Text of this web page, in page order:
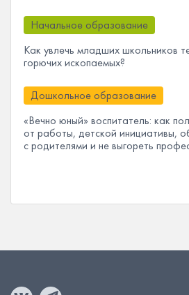
Начальное образование
Как увлечь младших школьников
горючих ископаемых?
Дошкольное образование
«Вечно юный» воспитатель: как
от работы, детской инициативы,
с родителями и не выгореть